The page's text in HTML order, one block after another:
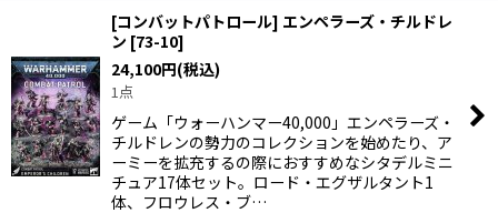
[コンバットパトロール] エンペラーズ・チルドレ
ン [73-10]
24,100円(税込)
1点
ゲーム「ウォーハンマー40,000」エンペラーズ・
チルドレンの勢力のコレクションを始めたり、ア
ーミーを拡充するの際におすすめなシタデルミニ
チュア17体セット。ロード・エグザルタント1
体、フロウレス・ブ…